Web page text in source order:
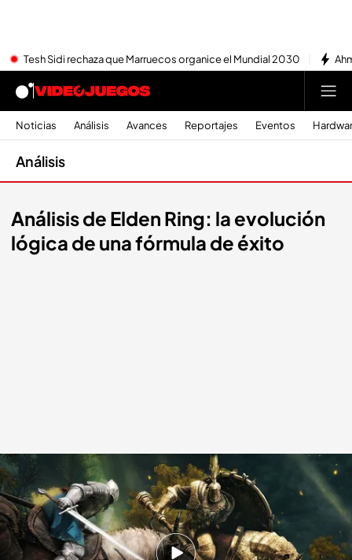
Tesh Sidi rechaza que Marruecos organice el Mundial 2030
Noticias Análisis Avances Reportajes Eventos
Análisis
Análisis de Elden Ring: la evolución
lógica de una fórmula de éxito
Elden Ring es tan espectacular y recomendable como nos imaginábamos.
From Software
Juan García 'Xcast'
23 FEB 2022 - 16:00h.